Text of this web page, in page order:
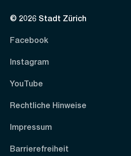
© 2026 Stadt Zürich
Facebook
Instagram
YouTube
Rechtliche Hinweise
Impressum
Barrierefreiheit